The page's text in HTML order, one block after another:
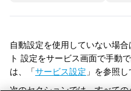
自動設定を使用していない場合
ト 設定をサービス画面で手動
は、「サービス設定 」を参照し